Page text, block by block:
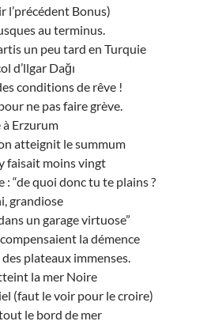
l’précédent Bonus)
au terminus.
un peu tard en Turquie
d’llgar Dağı
conditions de rêve !
ne pas faire grève.
à Erzurum
atteignit le summum
faisait moins vingt
: “de quoi donc tu te plains ?
grandiose
un garage virtuose”
la démence
plateaux immenses.
la mer Noire
(faut le voir pour le croire)
le bord de mer